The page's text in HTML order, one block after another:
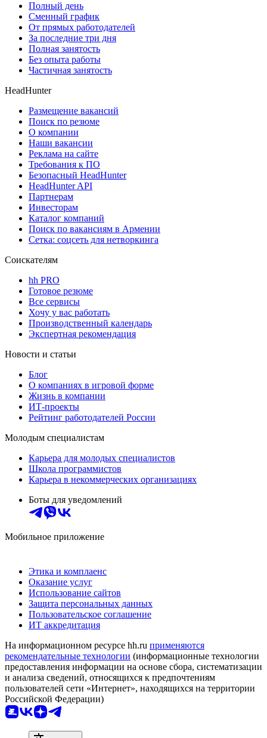
Полный день
Сменный график
От прямых работодателей
За последние три дня
Полная занятость
Без опыта работы
Частичная занятость
HeadHunter
Размещение вакансий
Поиск по резюме
О компании
Наши вакансии
Реклама на сайте
Требования к ПО
Безопасный HeadHunter
HeadHunter API
Партнерам
Инвесторам
Каталог компаний
Поиск по вакансиям в Армении
Сетка: соцсеть для нетворкинга
Соискателям
hh PRO
Готовое резюме
Все сервисы
Хочу у вас работать
Производственный календарь
Экспертная рекомендация
Новости и статьи
Блог
О компаниях в игровой форме
Жизнь в компании
ИТ-проекты
Рейтинг работодателей России
Молодым специалистам
Карьера для молодых специалистов
Школа программистов
Карьера в некоммерческих организациях
Боты для уведомлений
Мобильное приложение
Этика и комплаенс
Оказание услуг
Использование сайтов
Защита персональных данных
Пользовательское соглашение
ИТ аккредитация
На информационном ресурсе hh.ru применяются
рекомендательные технологии (информационные технологии
предоставления информации на основе сбора, систематизации
и анализа сведений, относящихся к предпочтениям
пользователей сети «Интернет», находящихся на территории
Российской Федерации)